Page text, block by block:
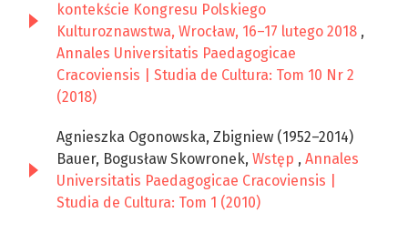
kontekście Kongresu Polskiego
Kulturoznawstwa, Wrocław, 16–17 lutego 2018 ,
Annales Universitatis Paedagogicae
Cracoviensis | Studia de Cultura: Tom 10 Nr 2
(2018)
Agnieszka Ogonowska, Zbigniew (1952–2014)
Bauer, Bogusław Skowronek, Wstęp , Annales
Universitatis Paedagogicae Cracoviensis |
Studia de Cultura: Tom 1 (2010)